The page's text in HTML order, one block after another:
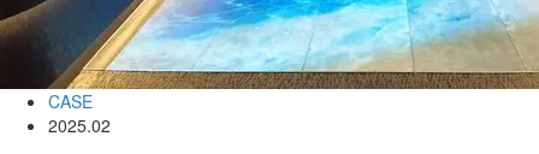
CASE
2025.02